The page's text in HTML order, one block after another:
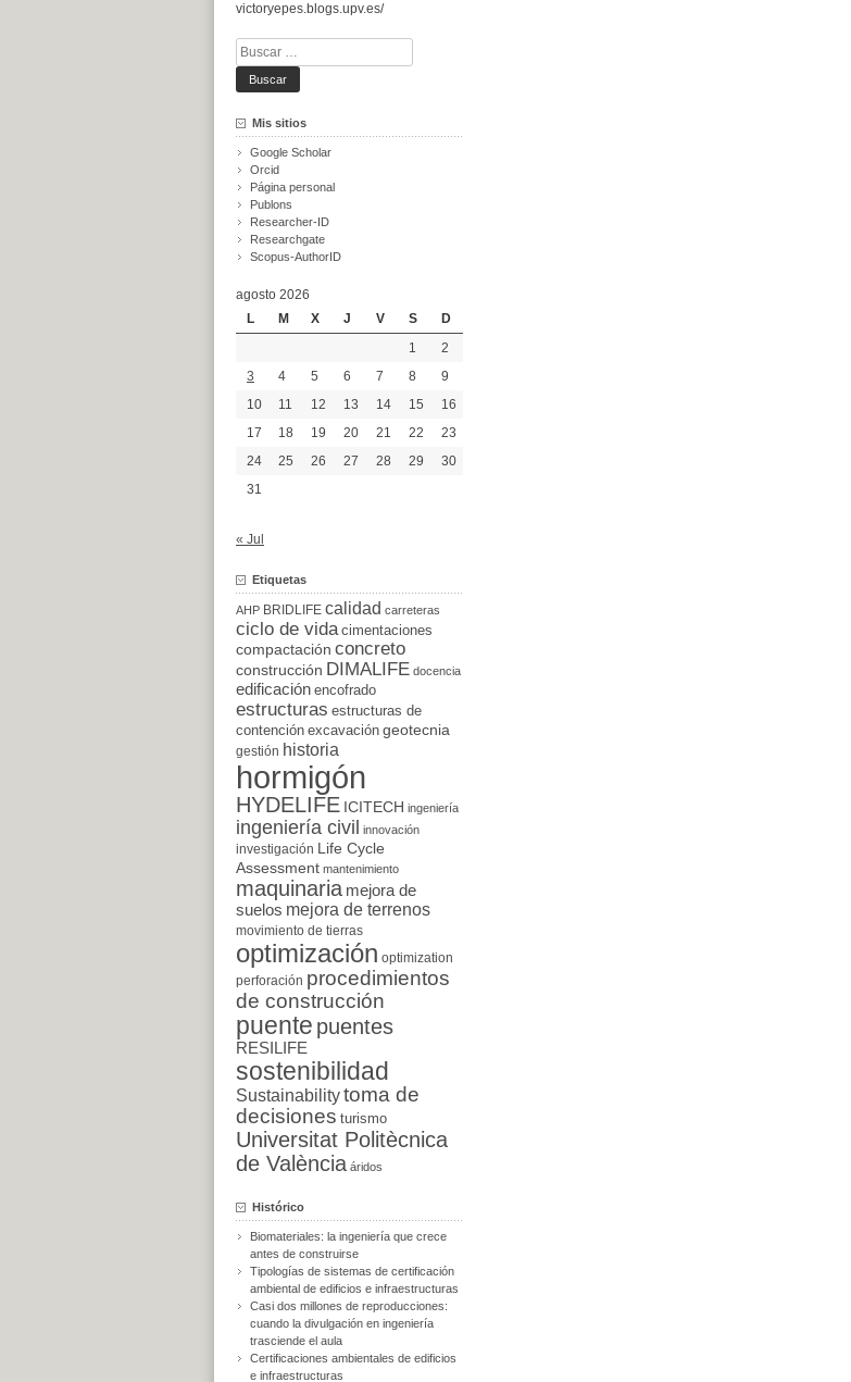
victoryepes.blogs.upv.es/
Buscar:
Mis sitios
Google Scholar
Orcid
Página personal
Publons
Researcher-ID
Researchgate
Scopus-AuthorID
agosto 2026
L
M X J V S
D
1
2
3
4 5 6 7 8
9
10
11 12 13 14 15
16
17
18 19 20 21 22
23
24
25 26 27 28 29
30
31
« Jul
Etiquetas
AHP BRIDLIFE calidad carreteras
ciclo de vida cimentaciones
compactación concreto
construcción DIMALIFE docencia
edificación encofrado
estructuras estructuras de
contención excavación geotecnia
gestión historia
hormigón
HYDELIFE ICITECH ingeniería
ingeniería civil innovación
investigación
Life Cycle
Assessment mantenimiento
maquinaria mejora de
suelos mejora de terrenos
movimiento de tierras
optimización optimization
perforación procedimientos
de construcción
puente puentes
RESILIFE
sostenibilidad
Sustainabilitytoma de
decisiones turismo
Universitat Politècnica
de València áridos
Histórico
Biomateriales: la ingeniería que crece
antes de construirse
Tipologías de sistemas de certificación
ambiental de edificios e infraestructuras
Casi dos millones de reproducciones:
cuando la divulgación en ingeniería
trasciende el aula
Certificaciones ambientales de edificios
e infraestructuras